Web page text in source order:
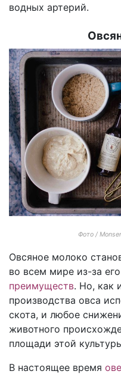
водных артерий.
Фото /
Овсяное молоко
во всем мире из-за
преимуществ. Но, как
производства овса
скота, и любое
животного
площади этой
В настоящее время